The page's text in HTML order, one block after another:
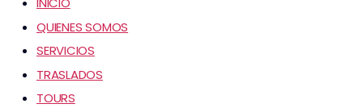
QUIENES SOMOS
SERVICIOS
TRASLADOS
TOURS